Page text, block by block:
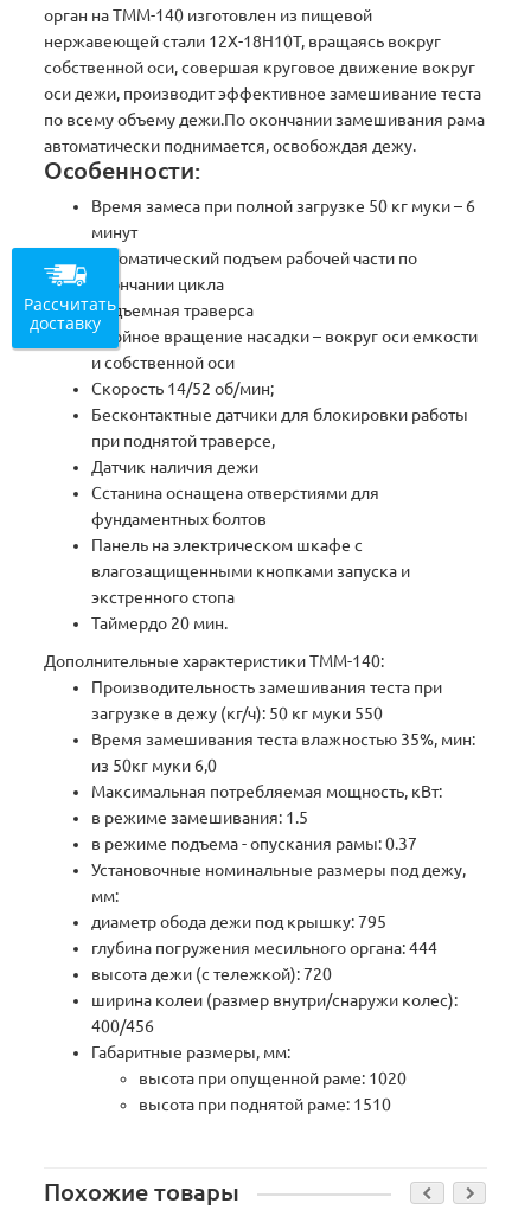
орган на ТММ-140 изготовлен из пищевой
нержавеющей стали 12Х-18Н10Т, вращаясь вокруг
собственной оси, совершая круговое движение вокруг
оси дежи, производит эффективное замешивание теста
по всему объему дежи.По окончании замешивания рама
автоматически поднимается, освобождая дежу.
Особенности:
Время замеса при полной загрузке 50 кг муки – 6
минут
Автоматический подъем рабочей части по
окончании цикла
Подъемная траверса
Двойное вращение насадки – вокруг оси емкости
и собственной оси
Скорость 14/52 об/мин;
Бесконтактные датчики для блокировки работы
при поднятой траверсе,
Датчик наличия дежи
Сстанина оснащена отверстиями для
фундаментных болтов
Панель на электрическом шкафе с
влагозащищенными кнопками запуска и
экстренного стопа
Таймердо 20 мин.
Дополнительные характеристики ТММ-140:
Производительность замешивания теста при
загрузке в дежу (кг/ч): 50 кг муки 550
Время замешивания теста влажностью 35%, мин:
из 50кг муки 6,0
Максимальная потребляемая мощность, кВт:
в режиме замешивания: 1.5
в режиме подъема - опускания рамы: 0.37
Установочные номинальные размеры под дежу,
мм:
диаметр обода дежи под крышку: 795
глубина погружения месильного органа: 444
высота дежи (с тележкой): 720
ширина колеи (размер внутри/снаружи колес):
400/456
Габаритные размеры, мм:
высота при опущенной раме: 1020
высота при поднятой раме: 1510
Похожие товары
Рассчитать
доставку